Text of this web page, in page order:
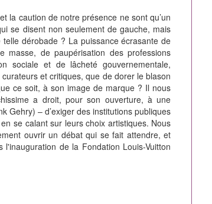
la caution de notre présence ne sont qu’un
se disent non seulement de gauche, mais
dérobade ? La puissance écrasante de
de paupérisation des professions
sociale et de lâcheté gouvernementale,
et critiques, que de dorer le blason
ce soit, à son image de marque ? Il nous
a droit, pour son ouverture, à une
Gehry) – d’exiger des institutions publiques
se calant sur leurs choix artistiques. Nous
ouvrir un débat qui se fait attendre, et
de la Fondation Louis-Vuitton